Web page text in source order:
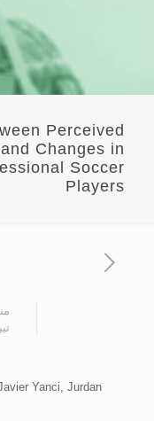
Perceived
Changes in
Soccer
Players
تیر ۱۳۹۴
Yanci, Jurdan